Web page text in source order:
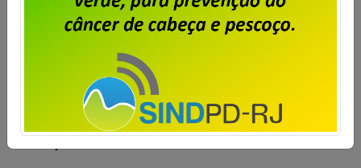
Dataprev – Sindpd-RJ abre prazo
para entrega de cartas de
oposição à contribuição para
custeio sindical sobre o ACT
2025/2027